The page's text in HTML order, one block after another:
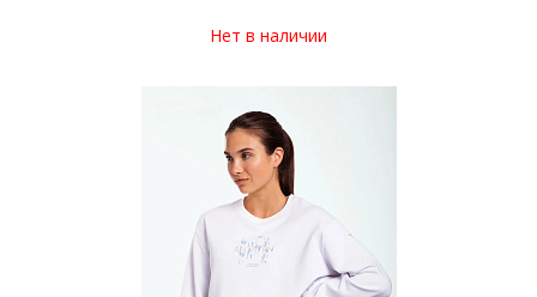
Нет в наличии